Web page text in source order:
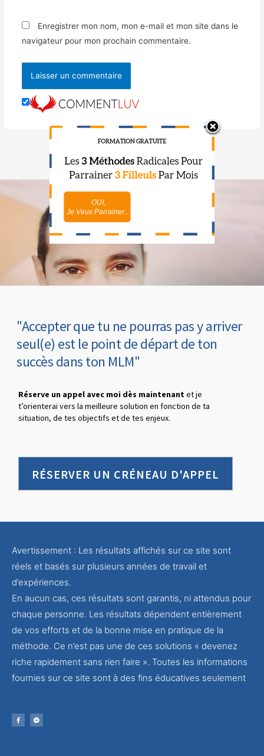
Enregistrer mon nom, mon e-mail et mon site dans le
navigateur pour mon prochain commentaire.
"Accepter que tu ne pourras pas y arriver
seul(e) est le point de départ de ton
succès dans ton MLM"
Réserve un appel avec moi dès maintenantet je
t’orienterai vers la meilleure solution en fonction de ta
situation, de tes objectifs et de tes enjeux.
RÉSERVER UN CRÉNEAU D'APPEL
Avertissement : Les résultats affichés sur ce site sont
réels et basés sur plusieurs années de travail et
d’expériences.
En aucun cas, ces résultats sont garantis, ni attendus pour
chaque personne. Les résultats dépendent entièrement
de vos efforts et de la bonne mise en pratique de la
méthode. Ce n’est pas une de ces solutions « devenez
riche rapidement sans rien faire ». Toutes les informations
fournies sur ce site sont à des fins éducatives seulement
OUI,
Je Veux Parrainer...